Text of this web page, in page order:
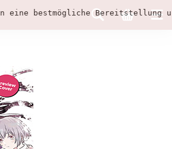
eine bestmögliche